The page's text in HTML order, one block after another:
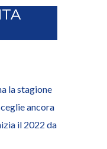
la stagione
ancora
il 2022 da